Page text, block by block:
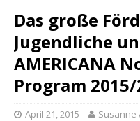
Das große
Jugendliche
AMERICANA
Program 2015/
April 21, 2015 Susanne